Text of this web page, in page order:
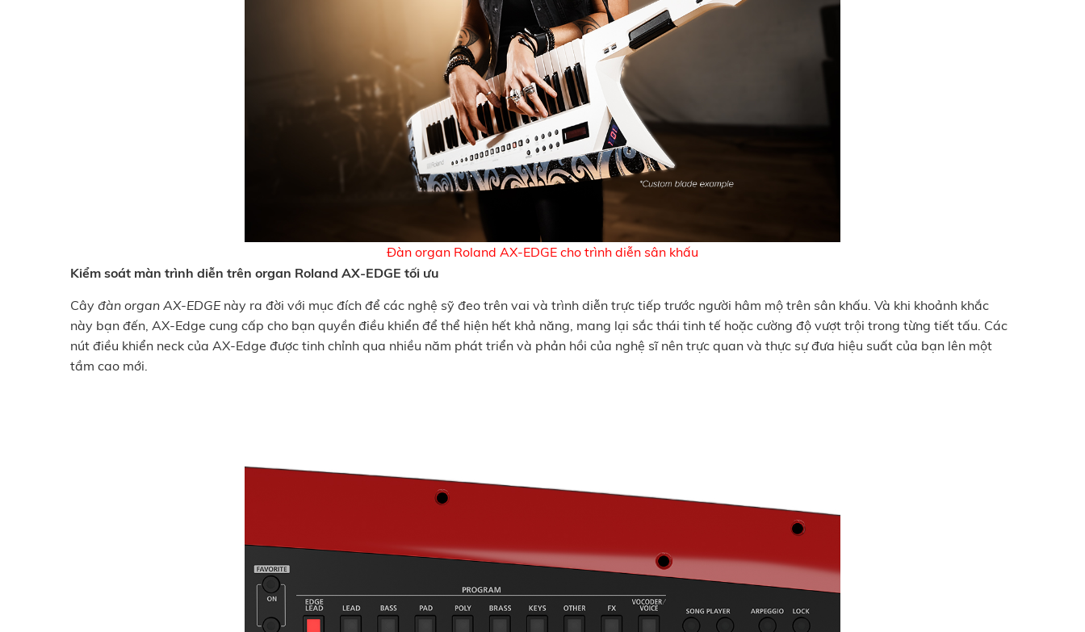
Đàn organ Roland AX-EDGE cho trình diễn sân khấu
Kiểm soát màn trình diễn trên organ Roland AX-EDGE tối ưu
Cây đàn organ AX-EDGEnày ra đời với mục đích để các nghệ sỹ đeo trên vai và trình diễn trực tiếp trước người hâm mộ trên sân khấu. Và khi khoảnh khắc
này bạn đến, AX-Edge cung cấp cho bạn quyền điều khiển để thể hiện hết khả năng, mang lại sắc thái tinh tế hoặc cường độ vượt trội trong từng tiết tấu. Các
nút điều khiển neck của AX-Edge được tinh chỉnh qua nhiều năm phát triển và phản hồi của nghệ sĩ nên trực quan và thực sự đưa hiệu suất của bạn lên một
tầm cao mới.